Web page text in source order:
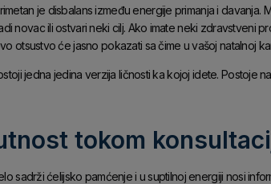
je disbalans između energije primanja i
novac ili ostvari neki cilj. Ako imate neki zdravstveni
otsustvo će jasno pokazati sa čime u vašoj natalnoj
jedna jedina verzija ličnosti ka kojoj idete. Postoje
tokom
sadrži ćelijsko pamćenje i u suptilnoj energiji nosi